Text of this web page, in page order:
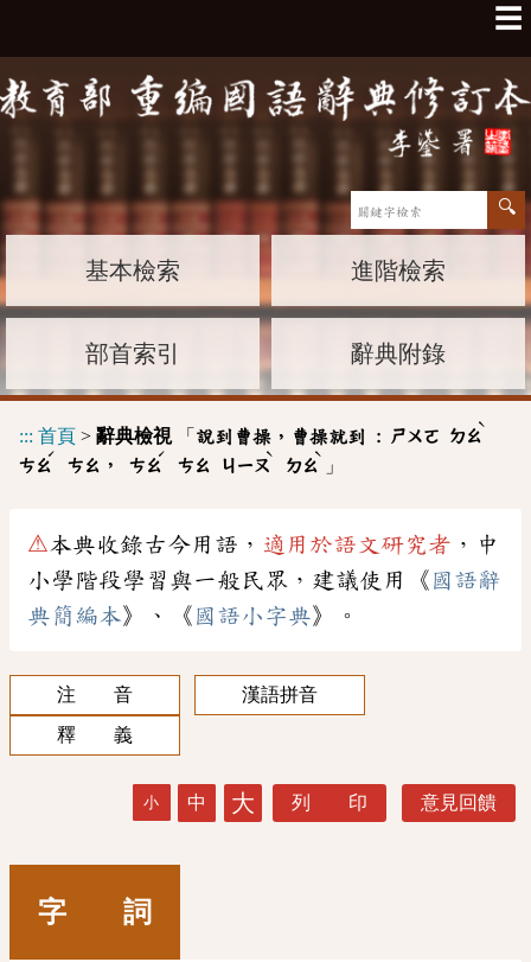
☰
基本檢索 進階檢索
部首索引 辭典附錄
::: 首頁 > 辭典檢視「 說到曹操，曹操就到 : ㄕㄨㄛ ㄉㄠ
ˋ
ㄘㄠ
ˊ
ㄘㄠ ， ㄘㄠ
ˊ
ㄘㄠ ㄐㄧㄡ
ˋ
ㄉㄠ
ˋ
」
⚠本典收錄古今用語， 適用於語文研究者 ，中
小學階段學習與一般民眾，建議使用《 國語辭
典簡編本》、《 國語小字典》。
注 音
漢語拼音
釋 義
小 中 大 列 印 意見回饋
字 詞